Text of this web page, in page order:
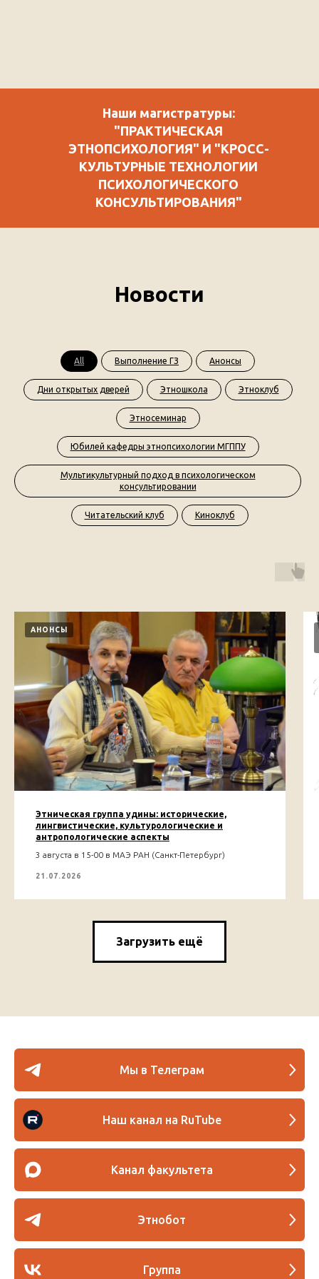
Наши магистратуры:
"ПРАКТИЧЕСКАЯ
ЭТНОПСИХОЛОГИЯ" И "КРОСС-
КУЛЬТУРНЫЕ ТЕХНОЛОГИИ
ПСИХОЛОГИЧЕСКОГО
КОНСУЛЬТИРОВАНИЯ"
Новости
All Выполнение ГЗ Анонсы
Дни открытых дверей Этношкола Этноклуб
Этносеминар
Юбилей кафедры этнопсихологии МГППУ
Мультикультурный подход в психологическом
консультировании
Читательский клуб Киноклуб
АНОНСЫ
Этническая группа удины: исторические,
лингвистические, культурологические и
антропологические аспекты
3 августа в 15-00 в МАЭ РАН (Санкт-Петербург)
21.07.2026
Загрузить ещё
Мы в Телеграм
Наш канал на RuTube
Канал факультета
Этнобот
Группа